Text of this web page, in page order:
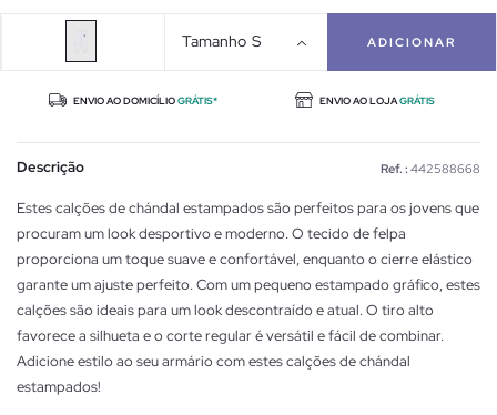
Tamanho S ADICIONAR
ENVIO AO DOMICÍLIOGRÁTIS* ENVIO AO LOJAGRÁTIS
Descrição Ref. : 442588668
Estes calções de chándal estampados são perfeitos para os jovens que
procuram um look desportivo e moderno. O tecido de felpa
proporciona um toque suave e confortável, enquanto o cierre elástico
garante um ajuste perfeito. Com um pequeno estampado gráfico, estes
calções são ideais para um look descontraído e atual. O tiro alto
favorece a silhueta e o corte regular é versátil e fácil de combinar.
Adicione estilo ao seu armário com estes calções de chándal
estampados!